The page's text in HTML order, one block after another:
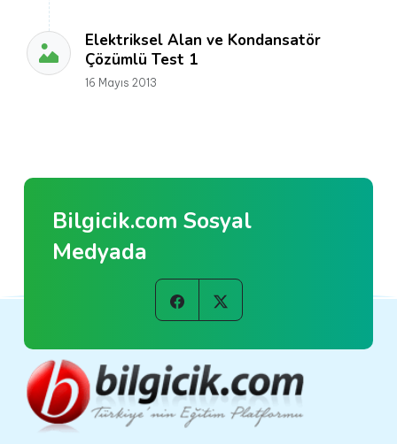
Elektriksel Alan ve Kondansatör
Çözümlü Test 1
16 Mayıs 2013
Bilgicik.com Sosyal
Medyada